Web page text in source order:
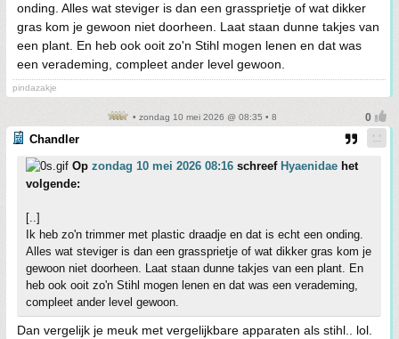
onding. Alles wat steviger is dan een grassprietje of wat dikker
gras kom je gewoon niet doorheen. Laat staan dunne takjes van
een plant. En heb ook ooit zo'n Stihl mogen lenen en dat was
een verademing, compleet ander level gewoon.
pindazakje
• zondag 10 mei 2026 @ 08:35 • 8
Chandler
Op zondag 10 mei 2026 08:16 schreef Hyaenidae het
volgende:
[..]
Ik heb zo'n trimmer met plastic draadje en dat is echt een onding.
Alles wat steviger is dan een grassprietje of wat dikker gras kom je
gewoon niet doorheen. Laat staan dunne takjes van een plant. En
heb ook ooit zo'n Stihl mogen lenen en dat was een verademing,
compleet ander level gewoon.
Dan vergelijk je meuk met vergelijkbare apparaten als stihl.. lol.